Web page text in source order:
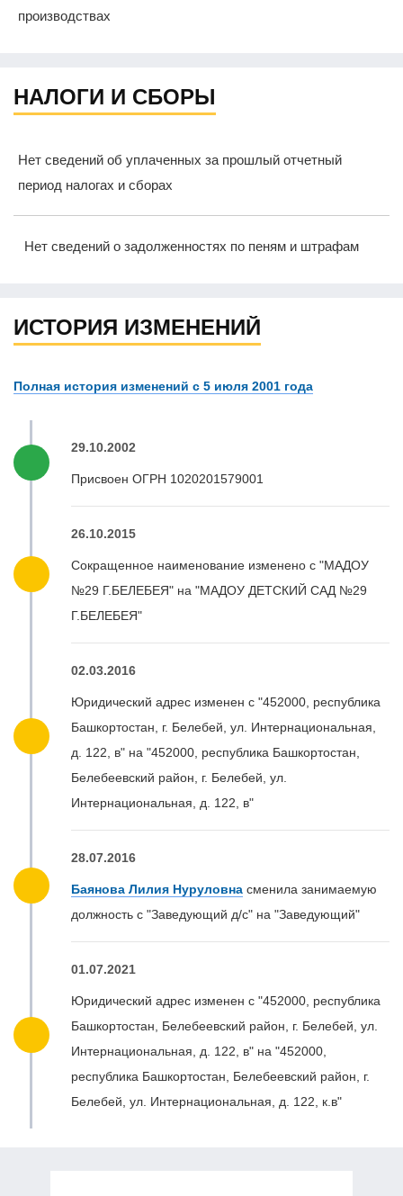
производствах
НАЛОГИ И СБОРЫ
Нет сведений об уплаченных за прошлый отчетный
период налогах и сборах
Нет сведений о задолженностях по пеням и штрафам
ИСТОРИЯ ИЗМЕНЕНИЙ
Полная история изменений с 5 июля 2001 года
29.10.2002
Присвоен ОГРН 1020201579001
26.10.2015
Сокращенное наименование изменено с "МАДОУ
№29 Г.БЕЛЕБЕЯ" на "МАДОУ ДЕТСКИЙ САД №29
Г.БЕЛЕБЕЯ"
02.03.2016
Юридический адрес изменен с "452000, республика
Башкортостан, г. Белебей, ул. Интернациональная,
д. 122, в" на "452000, республика Башкортостан,
Белебеевский район, г. Белебей, ул.
Интернациональная, д. 122, в"
28.07.2016
Баянова Лилия Нуруловна сменила занимаемую
должность с "Заведующий д/с" на "Заведующий"
01.07.2021
Юридический адрес изменен с "452000, республика
Башкортостан, Белебеевский район, г. Белебей, ул.
Интернациональная, д. 122, в" на "452000,
республика Башкортостан, Белебеевский район, г.
Белебей, ул. Интернациональная, д. 122, к.в"